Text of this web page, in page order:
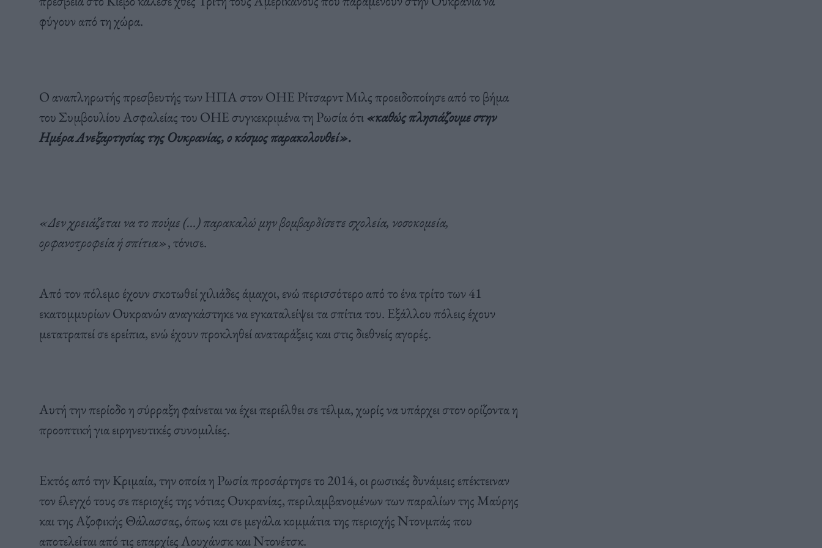
φύγουν από τη χώρα.
Ο αναπληρωτής πρεσβευτής των ΗΠΑ στον ΟΗΕ Ρίτσαρντ Μιλς προειδοποίησε από το βήμα
του Συμβουλίου Ασφαλείας του ΟΗΕ συγκεκριμένα τη Ρωσία ότι«καθώς πλησιάζουμε στην
Ημέρα Ανεξαρτησίας της Ουκρανίας, ο κόσμος παρακολουθεί».
«Δεν χρειάζεται να το πούμε (…) παρακαλώ μην βομβαρδίσετε σχολεία, νοσοκομεία,
ορφανοτροφεία ή σπίτια», τόνισε.
Από τον πόλεμο έχουν σκοτωθεί χιλιάδες άμαχοι, ενώ περισσότερο από το ένα τρίτο των 41
εκατομμυρίων Ουκρανών αναγκάστηκε να εγκαταλείψει τα σπίτια του. Εξάλλου πόλεις έχουν
μετατραπεί σε ερείπια, ενώ έχουν προκληθεί αναταράξεις και στις διεθνείς αγορές.
Αυτή την περίοδο η σύρραξη φαίνεται να έχει περιέλθει σε τέλμα, χωρίς να υπάρχει στον ορίζοντα η
προοπτική για ειρηνευτικές συνομιλίες.
Εκτός από την Κριμαία, την οποία η Ρωσία προσάρτησε το 2014, οι ρωσικές δυνάμεις επέκτειναν
τον έλεγχό τους σε περιοχές της νότιας Ουκρανίας, περιλαμβανομένων των παραλίων της Μαύρης
και της Αζοφικής Θάλασσας, όπως και σε μεγάλα κομμάτια της περιοχής Ντονμπάς που
αποτελείται από τις επαρχίες Λουχάνσκ και Ντονέτσκ.